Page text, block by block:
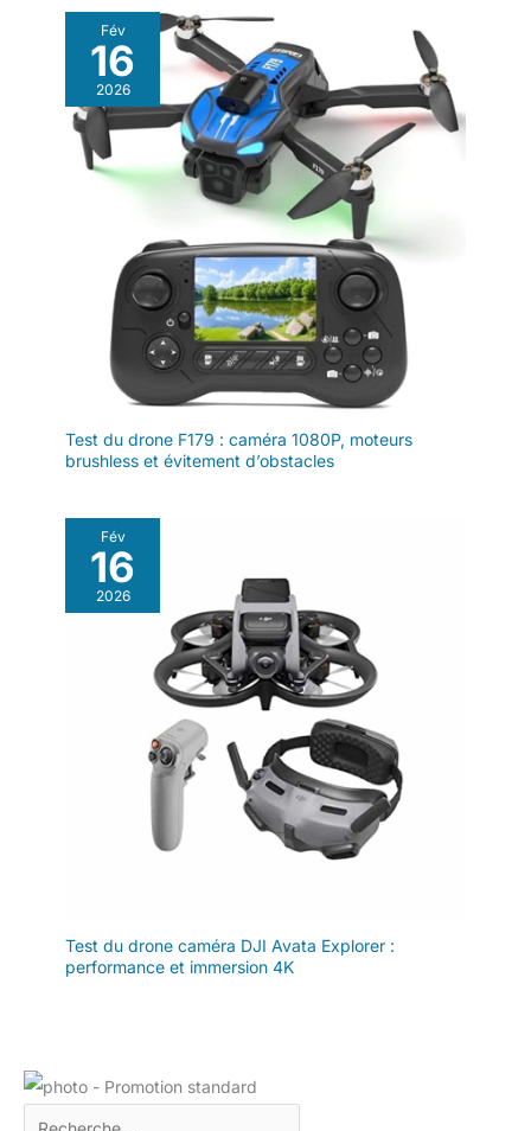
Halloween, Fête des pères, etc.,
et est très apprécié des enfants,
hommes, adolescents, garçons,
maris et petits amis.
Fév
16
2026
Test du drone F179 : caméra 1080P, moteurs
brushless et évitement d’obstacles
Fév
16
2026
Test du drone caméra DJI Avata Explorer :
performance et immersion 4K